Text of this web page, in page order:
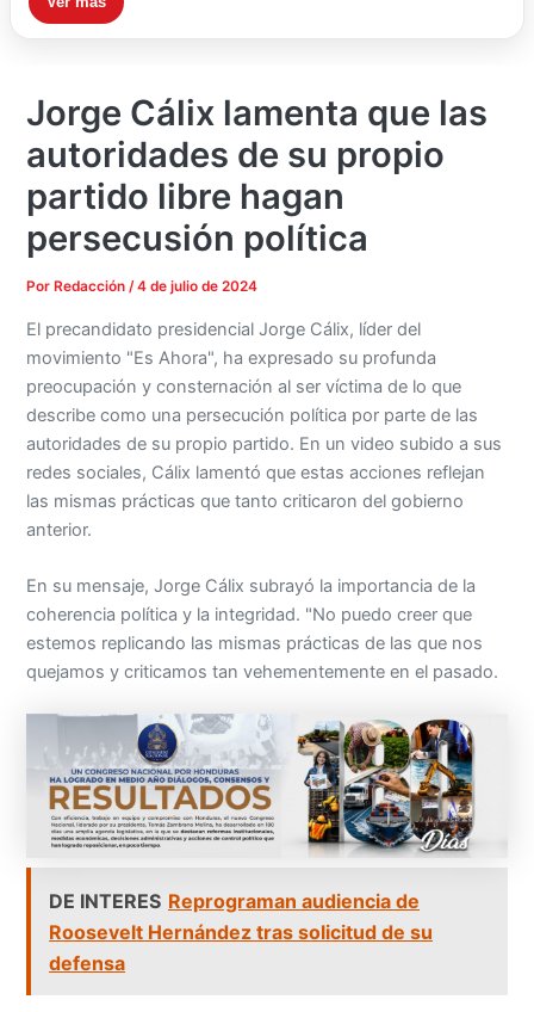
Jorge Cálix lamenta que las
autoridades de su propio
partido libre hagan
persecusión política
Por Redacción/4 de julio de 2024
El precandidato presidencial Jorge Cálix, líder del
movimiento "Es Ahora", ha expresado su profunda
preocupación y consternación al ser víctima de lo que
describe como una persecución política por parte de las
autoridades de su propio partido. En un video subido a sus
redes sociales, Cálix lamentó que estas acciones reflejan
las mismas prácticas que tanto criticaron del gobierno
anterior.
En su mensaje, Jorge Cálix subrayó la importancia de la
coherencia política y la integridad. "No puedo creer que
estemos replicando las mismas prácticas de las que nos
quejamos y criticamos tan vehementemente en el pasado.
DE INTERES Reprograman audiencia de
Roosevelt Hernández tras solicitud de su
defensa